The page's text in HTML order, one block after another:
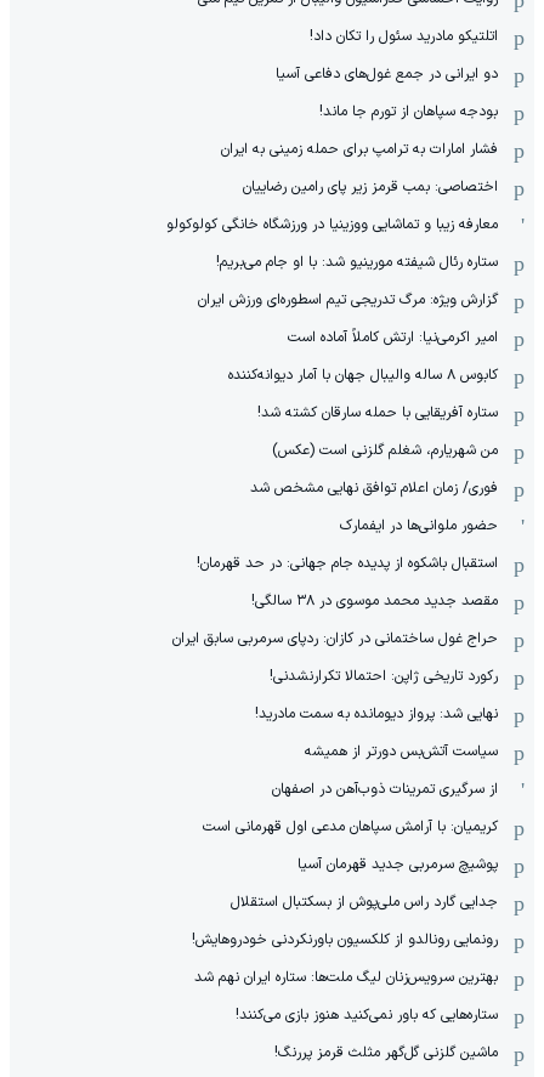
اتلتیکو مادرید سئول را تکان داد!
دو ایرانی در جمع غول‌های دفاعی آسیا
بودجه سپاهان از تورم جا ماند!
فشار امارات به ترامپ برای حمله زمینی به ایران
اختصاصی: بمب قرمز زیر پای رامین رضاییان
معارفه زیبا و تماشایی ووزینیا در ورزشگاه خانگی کولوکولو
ستاره رئال شیفته مورینیو شد: با او جام می‌بریم!
گزارش ویژه: مرگ تدریجی تیم اسطوره‌ای ورزش ایران
امیر اکرمی‌نیا: ارتش کاملاً آماده است
کابوس ۸ ساله والیبال جهان با آمار دیوانه‌کننده
ستاره آفریقایی با حمله سارقان کشته شد!
من شهریارم، شغلم گلزنی است (عکس)
فوری/ زمان اعلام توافق نهایی مشخص شد
حضور ملوانی‌ها در ایفمارک
استقبال باشکوه از پدیده جام جهانی: در حد قهرمان!
مقصد جدید محمد موسوی در ٣٨ سالگی!
حراج غول ساختمانی در کازان: ردپای سرمربی سابق ایران
رکورد تاریخی ژاپن: احتمالا تکرارنشدنی!
نهایی شد: پرواز دیومانده به سمت مادرید!
سیاست آتش‌بس دورتر از همیشه
از سرگیری تمرینات ذوب‌آهن در اصفهان
کریمیان: با آرامش سپاهان مدعی اول قهرمانی است
پوشیچ سرمربی جدید قهرمان آسیا
جدایی گارد راس ملی‌پوش از بسکتبال استقلال
رونمایی رونالدو از کلکسیون باورنکردنی خودروهایش!
بهترین سرویس‌زنان لیگ ملت‌ها: ستاره ایران نهم شد
ستاره‌هایی که باور نمی‌کنید هنوز بازی می‌کنند!
ماشین گلزنی گل‌گهر مثلث قرمز پررنگ!